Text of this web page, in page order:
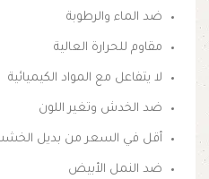
ضد الماء والرطوبة
مقاوم للحرارة العالية
لا يتفاعل مع المواد الكيميائية
ضد الخدش وتغير اللون
أقل في السعر من بديل
ضد النمل الأبيض